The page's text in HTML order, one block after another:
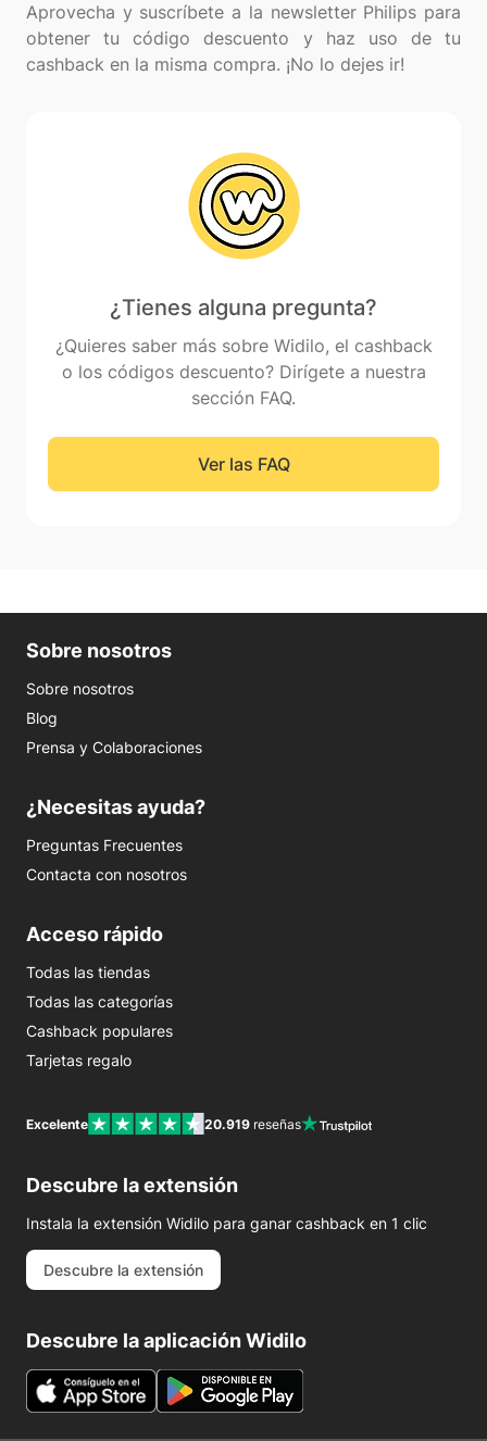
Aprovecha y suscríbete a la newsletter Philips para
obtener tu código descuento y haz uso de tu
¿Tienes alguna pregunta?
¿Quieres saber más sobre Widilo, el cashback
o los códigos descuento? Dirígete a nuestra
sección FAQ.
Ver las FAQ
Sobre nosotros
Sobre nosotros
Blog
Prensa y Colaboraciones
¿Necesitas ayuda?
Preguntas Frecuentes
Contacta con nosotros
Acceso rápido
Todas las tiendas
Todas las categorías
Cashback populares
Tarjetas regalo
Excelente 20.919 reseñas
Descubre la extensión
Instala la extensión Widilo para ganar cashback en 1 clic
Descubre la extensión
Descubre la aplicación Widilo